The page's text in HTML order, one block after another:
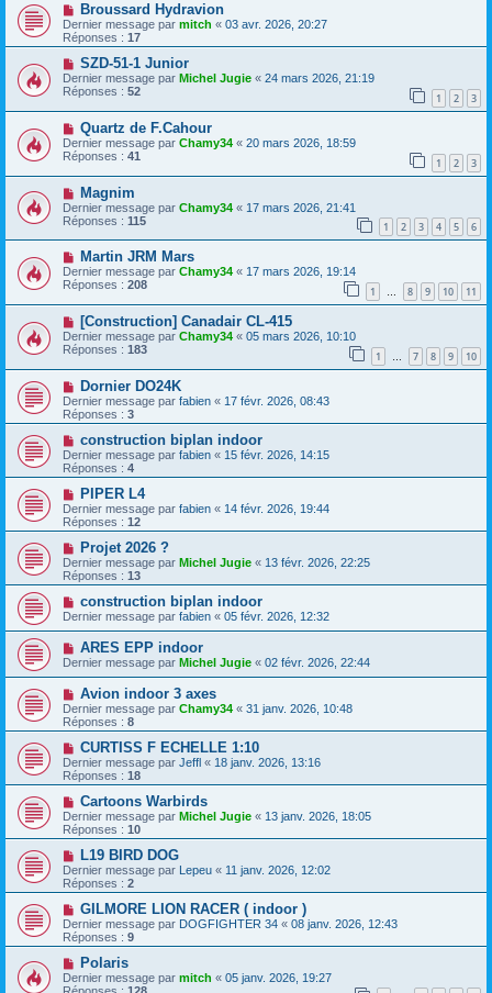
Broussard Hydravion
Dernier message par mitch « 03 avr. 2026, 20:27
Réponses : 17
SZD-51-1 Junior
Dernier message par Michel Jugie « 24 mars 2026, 21:19
Réponses : 52 1 2 3
Quartz de F.Cahour
Dernier message par Chamy34 « 20 mars 2026, 18:59
Réponses : 41 1 2 3
Magnim
Dernier message par Chamy34 « 17 mars 2026, 21:41
Réponses : 115 1 2 3 4 5 6
Martin JRM Mars
Dernier message par Chamy34 « 17 mars 2026, 19:14
Réponses : 208 1 … 8 9 10 11
[Construction] Canadair CL-415
Dernier message par Chamy34 « 05 mars 2026, 10:10
Réponses : 183 1 … 7 8 9 10
Dornier DO24K
Dernier message par fabien « 17 févr. 2026, 08:43
Réponses : 3
construction biplan indoor
Dernier message par fabien « 15 févr. 2026, 14:15
Réponses : 4
PIPER L4
Dernier message par fabien « 14 févr. 2026, 19:44
Réponses : 12
Projet 2026 ?
Dernier message par Michel Jugie « 13 févr. 2026, 22:25
Réponses : 13
construction biplan indoor
Dernier message par fabien « 05 févr. 2026, 12:32
ARES EPP indoor
Dernier message par Michel Jugie « 02 févr. 2026, 22:44
Avion indoor 3 axes
Dernier message par Chamy34 « 31 janv. 2026, 10:48
Réponses : 8
CURTISS F ECHELLE 1:10
Dernier message par Jeffl « 18 janv. 2026, 13:16
Réponses : 18
Cartoons Warbirds
Dernier message par Michel Jugie « 13 janv. 2026, 18:05
Réponses : 10
L19 BIRD DOG
Dernier message par Lepeu « 11 janv. 2026, 12:02
Réponses : 2
GILMORE LION RACER ( indoor )
Dernier message par DOGFIGHTER 34 « 08 janv. 2026, 12:43
Réponses : 9
Polaris
Dernier message par mitch « 05 janv. 2026, 19:27